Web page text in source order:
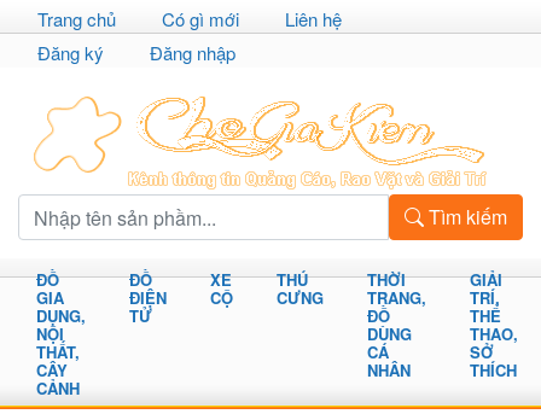
Trang chủ Có gì mới
Liên hệ
Đăng ký
Đăng nhập
Tìm kiếm
ĐỒ
GIA
DỤNG,
NỘI
THẤT,
CÂY
CẢNH
ĐỒ
ĐIỆN
TỬ
XE
CỘ
THÚ
CƯNG
THỜI
TRANG,
ĐỒ
DÙNG
CÁ
NHÂN
GIẢI
TRÍ,
THỂ
THAO,
SỞ
THÍCH